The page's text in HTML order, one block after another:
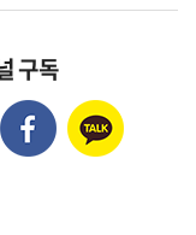
구독